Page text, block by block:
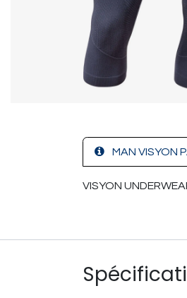
MAN VISYON
VISYON